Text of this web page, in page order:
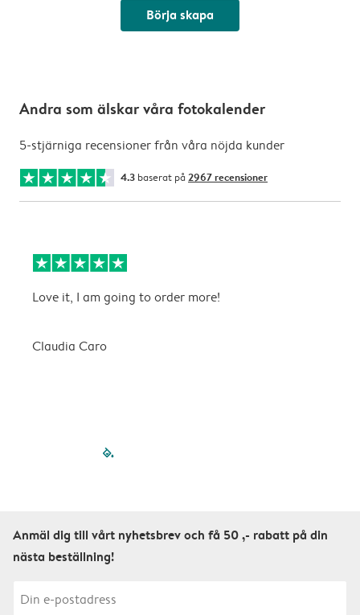
Börja skapa
Andra som älskar våra fotokalender
5-stjärniga recensioner från våra nöjda kunder
4.3 baserat på 2967 recensioner
Love it, I am going to order more!
Claudia Caro
filled-pagination
Anmäl dig till vårt nyhetsbrev och få 50 ,- rabatt på din
nästa beställning!